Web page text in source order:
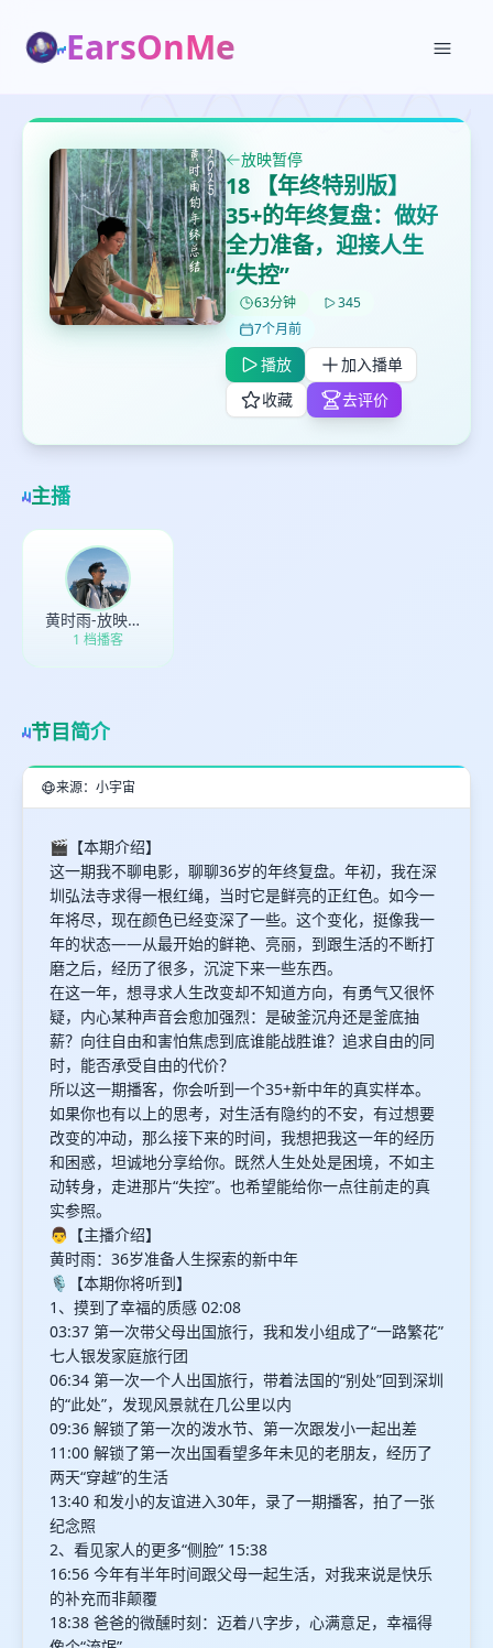
EarsOnMe
放映暂停
18 【年终特别版】
35+的年终复盘：做好
全力准备，迎接人生
“失控”
63分钟
345
7个月前
播放
加入播单
收藏
去评价
主播
黄时雨-放映暂停
1 档播客
节目简介
来源：小宇宙
🎬【本期介绍】
这一期我不聊电影，聊聊36岁的年终复盘。年初，我在深
圳弘法寺求得一根红绳，当时它是鲜亮的正红色。如今一
年将尽，现在颜色已经变深了一些。这个变化，挺像我一
年的状态——从最开始的鲜艳、亮丽，到跟生活的不断打
磨之后，经历了很多，沉淀下来一些东西。
在这一年，想寻求人生改变却不知道方向，有勇气又很怀
疑，内心某种声音会愈加强烈：是破釜沉舟还是釜底抽
薪？向往自由和害怕焦虑到底谁能战胜谁？追求自由的同
时，能否承受自由的代价？
所以这一期播客，你会听到一个35+新中年的真实样本。
如果你也有以上的思考，对生活有隐约的不安，有过想要
改变的冲动，那么接下来的时间，我想把我这一年的经历
和困惑，坦诚地分享给你。既然人生处处是困境，不如主
动转身，走进那片“失控”。也希望能给你一点往前走的真
实参照。
👨【主播介绍】
黄时雨：36岁准备人生探索的新中年
🎙️【本期你将听到】
1、摸到了幸福的质感 02:08
03:37 第一次带父母出国旅行，我和发小组成了“一路繁花”
七人银发家庭旅行团
06:34 第一次一个人出国旅行，带着法国的“别处”回到深圳
的“此处”，发现风景就在几公里以内
09:36 解锁了第一次的泼水节、第一次跟发小一起出差
11:00 解锁了第一次出国看望多年未见的老朋友，经历了
两天“穿越”的生活
13:40 和发小的友谊进入30年，录了一期播客，拍了一张
纪念照
2、看见家人的更多“侧脸” 15:38
16:56 今年有半年时间跟父母一起生活，对我来说是快乐
的补充而非颠覆
18:38 爸爸的微醺时刻：迈着八字步，心满意足，幸福得
打分
最长200字
删除确认
取消 确认删除
加入播单